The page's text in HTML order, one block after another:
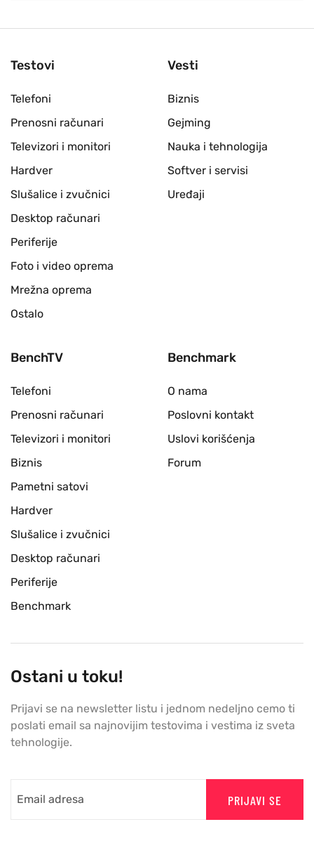
Testovi
Telefoni
Prenosni računari
Televizori i monitori
Hardver
Slušalice i zvučnici
Desktop računari
Periferije
Foto i video oprema
Mrežna oprema
Ostalo
Vesti
Biznis
Gejming
Nauka i tehnologija
Softver i servisi
Uređaji
BenchTV
Telefoni
Prenosni računari
Televizori i monitori
Biznis
Pametni satovi
Hardver
Slušalice i zvučnici
Desktop računari
Periferije
Benchmark
Benchmark
O nama
Poslovni kontakt
Uslovi korišćenja
Forum
Ostani u toku!
Prijavi se na newsletter listu i jednom nedeljno cemo ti
poslati email sa najnovijim testovima i vestima iz sveta
tehnologije.
PRIJAVI SE